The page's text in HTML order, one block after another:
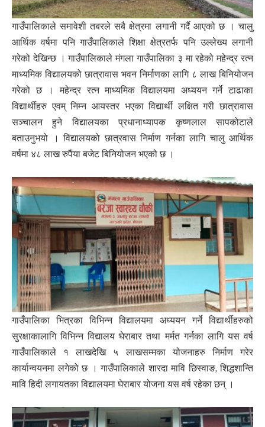
गाउँपालिकाले समावेशी तबरले सबै क्षेत्रमा लगानी गर्दै आएको छ । चालु
आर्थिक वर्षमा पनि गाउँपालिकाले शिक्षा क्षेत्रतर्फ पनि उल्लेख्य लगानी
गरेको देखिन्छ । गाउँपालिकाले मंगला गाउँपालिका ३ मा रहेको महेन्द्र रत्न
माध्यमिक विद्यालयको छात्रावास भवन निर्माणका लागि ८ लाख बिनियोजन
गरेको छ । महेन्द्र रत्न माध्यमिक विद्यालयमा अध्ययन गर्ने टाढाका
विद्यार्थीहरु एवम् निम्न आयस्तर भएका विद्यार्थी लक्षित गरी छात्रावास
सञ्चालन हुने विद्यालयका प्रधानाध्यापक कृष्णलाल सापकोटाले
बताउनुभयो । विद्यालयको छात्रवास निर्माण गर्नका लागि चालु आर्थिक
वर्षमा ४८ लाख रुपैंया बजेट बिनियोजन भएको छ ।
गाउँपालिका भित्रका विभिन्न विद्यालयमा अध्ययन गर्ने विद्यार्थीहरुको
सुरक्षाकालागि विभिन्न विद्यालय घेराबार तथा मर्मत गर्नका लागि यस वर्ष
गाउँपालिकाले १ लाखदेखि ५ लाखसम्मका योजनाहरु निर्माण गरेर
कार्यान्वयनमा लगेको छ । गाउँपालिकाले शारदा मावि छिस्वाङ, शिद्धशान्ति
मावि हिदी लगायतका विद्यालयमा घेराबार योजना यस वर्ष रहेका छन् ।